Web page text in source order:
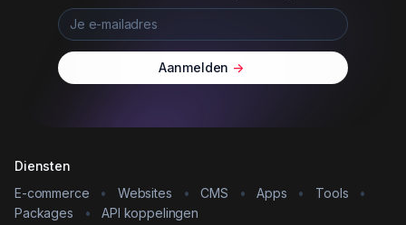
Aanmelden ->
Diensten
E-commerce
• Websites • CMS • Apps • Tools
•
Packages
• API koppelingen